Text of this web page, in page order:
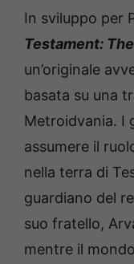
In sviluppo per
Testament:
un’originale
basata su una
Metroidvania. I
assumere il
nella terra di
guardiano del
suo fratello,
mentre il